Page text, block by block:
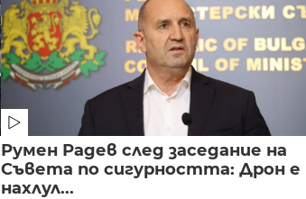
Румен Радев след заседание на
Съвета по сигурността: Дрон е
нахлул...